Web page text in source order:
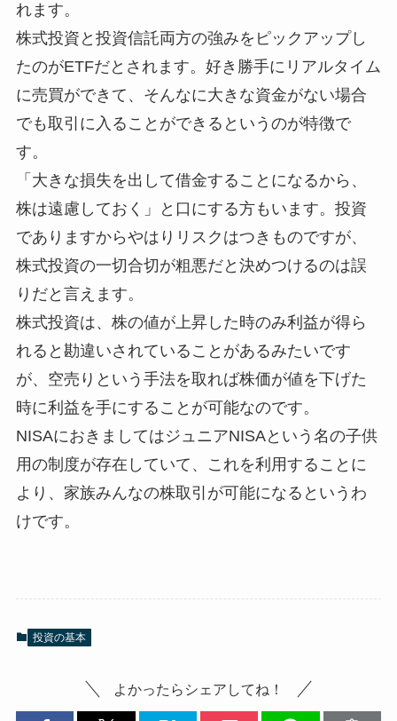
れます。
株式投資と投資信託両方の強みをピックアップし
たのがETFだとされます。好き勝手にリアルタイム
に売買ができて、そんなに大きな資金がない場合
でも取引に入ることができるというのが特徴で
す。
「大きな損失を出して借金することになるから、
株は遠慮しておく」と口にする方もいます。投資
でありますからやはりリスクはつきものですが、
株式投資の一切合切が粗悪だと決めつけるのは誤
りだと言えます。
株式投資は、株の値が上昇した時のみ利益が得ら
れると勘違いされていることがあるみたいです
が、空売りという手法を取れば株価が値を下げた
時に利益を手にすることが可能なのです。
NISAにおきましてはジュニアNISAという名の子供
用の制度が存在していて、これを利用することに
より、家族みんなの株取引が可能になるというわ
けです。
投資の基本
よかったらシェアしてね！